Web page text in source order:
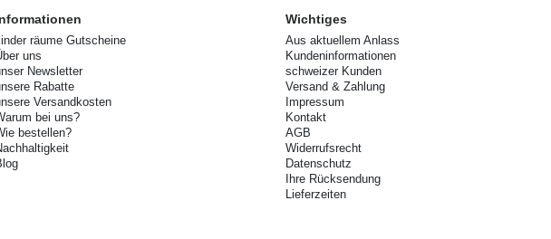
räume Gutscheine
uns
Newsletter
Rabatte
Versandkosten
bei uns?
bestellen?
Wichtiges
Aus aktuellem Anlass
Kundeninformationen
schweizer Kunden
Versand & Zahlung
Impressum
Kontakt
AGB
Widerrufsrecht
Datenschutz
Ihre Rücksendung
Lieferzeiten